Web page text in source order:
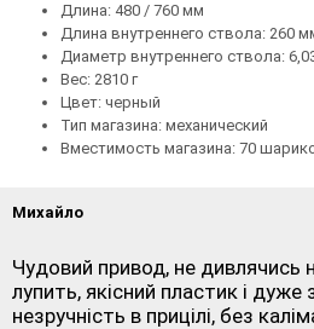
Длина: 480 / 760 мм
Длина внутреннего ствола: 260
Диаметр внутреннего ствола:
Вес: 2810 г
Цвет: черный
Тип магазина: механический
Вместимость магазина: 70
Михайло
Чудовий привод, не дивлячись
лупить, якісний пластик і
незручність в прицілі, без